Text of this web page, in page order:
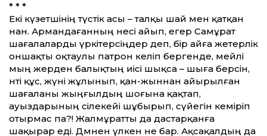
* * *
Екі күзетшінің түстік асы – талқы шай мен қатқан
нан. Армандағанның несі айып, егер Самұрат
шағалаларды үркітерсіңдер деп, бір айға жетерлік
оншақты оқтаулы патрон әкеліп бергенде, мейлі
мың жерден балықтың иісі шықса – шыға берсін,
нәті құс, жүні жұлынып, қан-жыннан айырылған
шағаланы жыңғылдың шоғына қақтап,
ауыздарының сілекейі шұбырып, сүйегін кеміріп
отырмас па?! Жалмұратты да дастарқанға
шақырар еді. Дәмнен үлкен не бар. Ақсақалдың да